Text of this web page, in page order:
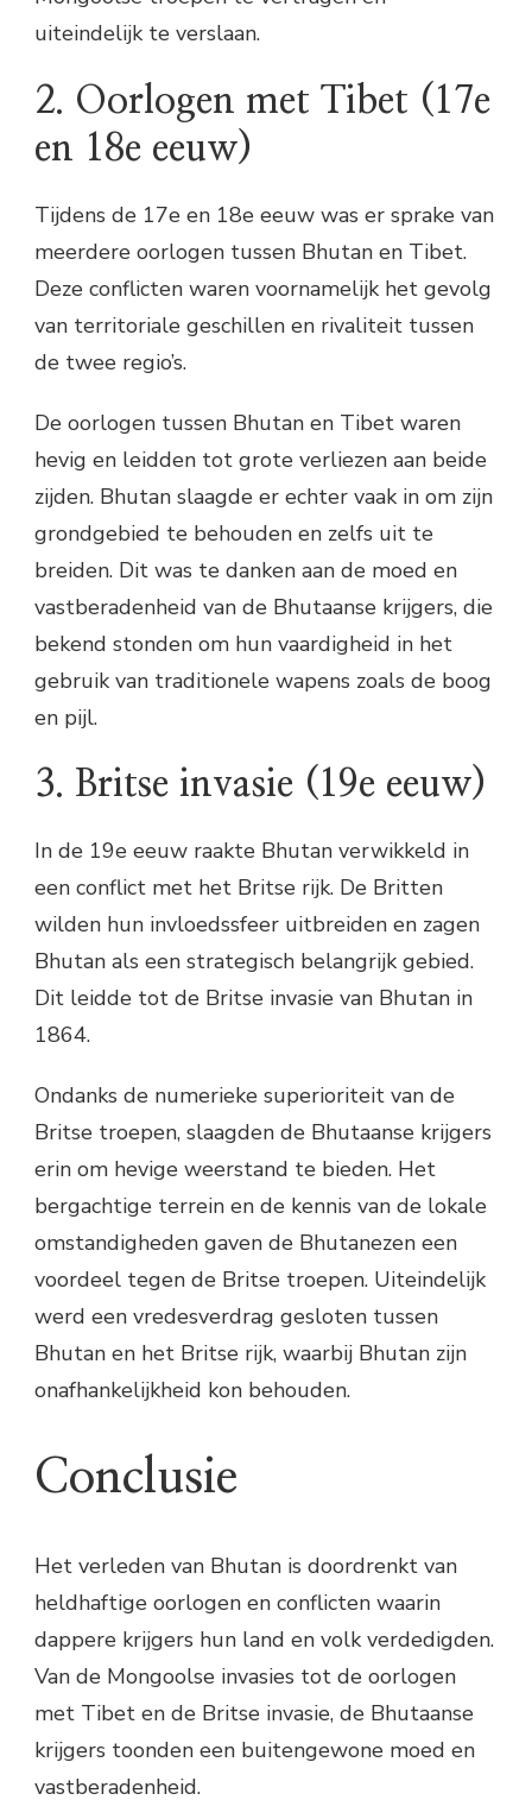
uiteindelijk te verslaan.
2. Oorlogen met Tibet (17e
en 18e eeuw)
Tijdens de 17e en 18e eeuw was er sprake van
meerdere oorlogen tussen Bhutan en Tibet.
Deze conflicten waren voornamelijk het gevolg
van territoriale geschillen en rivaliteit tussen
de twee regio’s.
De oorlogen tussen Bhutan en Tibet waren
hevig en leidden tot grote verliezen aan beide
zijden. Bhutan slaagde er echter vaak in om zijn
grondgebied te behouden en zelfs uit te
breiden. Dit was te danken aan de moed en
vastberadenheid van de Bhutaanse krijgers, die
bekend stonden om hun vaardigheid in het
gebruik van traditionele wapens zoals de boog
en pijl.
3. Britse invasie (19e eeuw)
In de 19e eeuw raakte Bhutan verwikkeld in
een conflict met het Britse rijk. De Britten
wilden hun invloedssfeer uitbreiden en zagen
Bhutan als een strategisch belangrijk gebied.
Dit leidde tot de Britse invasie van Bhutan in
1864.
Ondanks de numerieke superioriteit van de
Britse troepen, slaagden de Bhutaanse krijgers
erin om hevige weerstand te bieden. Het
bergachtige terrein en de kennis van de lokale
omstandigheden gaven de Bhutanezen een
voordeel tegen de Britse troepen. Uiteindelijk
werd een vredesverdrag gesloten tussen
Bhutan en het Britse rijk, waarbij Bhutan zijn
onafhankelijkheid kon behouden.
Conclusie
Het verleden van Bhutan is doordrenkt van
heldhaftige oorlogen en conflicten waarin
dappere krijgers hun land en volk verdedigden.
Van de Mongoolse invasies tot de oorlogen
met Tibet en de Britse invasie, de Bhutaanse
krijgers toonden een buitengewone moed en
vastberadenheid.